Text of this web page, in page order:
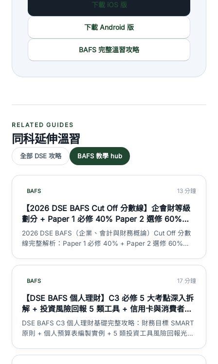
下載 iOS 版
下載 Android 版
BAFS 完整溫習攻略
RELATED GUIDES
同科延伸溫習
全部 DSE 攻略 BAFS 教學 hub
BAFS 13 分鐘
【2026 DSE BAFS Cut Off 分數線】企會財等級
劃分 + Paper 1 必修 40% Paper 2 選修 60%
（會計 / 商業管理二選一）加權計算 + 會計 vs 商
管等級分佈大不同｜DSE 神器
2026 DSE BAFS（企業、會計與財務概論）Cut Off 分數
線完整解析：Paper 1 必修 40% + Paper 2 選修 60%
2B 二選一）加權計算、L1 至 5** 各等級分數範圍、
迷思拆解。BAFS 無 SBA。
BAFS 17 分鐘
【DSE BAFS 個人理財】C3 必修 5 大考點深入拆
解 + 投資風險回報 5 類工具 + 信用卡與消費者信
貸陷阱 + 個人預算編製｜DSE 神器
DSE BAFS C3 個人理財基礎完整攻略：財務目標 SMART
原則 + 個人預算表編製實例 + 5 類投資工具風險回報光譜
者信貸 5 大陷阱 + 保險原則與類型 + 強積金 (MPF) 制度